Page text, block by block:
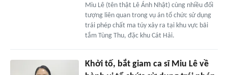
Miu Lê (tên thật Lê Ánh Nhật) cùng nhiều đối
tượng liên quan trong vụ án tổ chức sử dụng
trái phép chất ma túy xảy ra tại khu vực bãi
tắm Tùng Thu, đặc khu Cát Hải.
Khởi tố, bắt giam ca sĩ Miu Lê về